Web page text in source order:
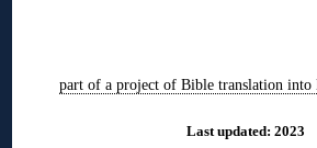
part of a project of Bible translation into
Last updated: 2023